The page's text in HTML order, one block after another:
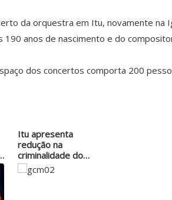
da orquestra em Itu, novamente
anos de nascimento e do
dos concertos comporta 200
Itu apresenta
redução na
criminalidade do
ano…